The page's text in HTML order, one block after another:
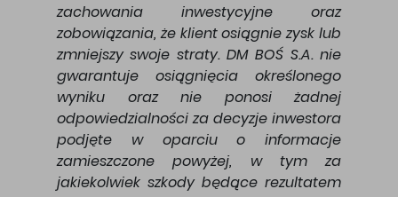
zachowania inwestycyjne oraz
zobowiązania, że klient osiągnie zysk lub
zmniejszy swoje straty. DM BOŚ S.A. nie
gwarantuje osiągnięcia określonego
wyniku oraz nie ponosi żadnej
odpowiedzialności za decyzje inwestora
podjęte w oparciu o informacje
zamieszczone powyżej, w tym za
jakiekolwiek szkody będące rezultatem